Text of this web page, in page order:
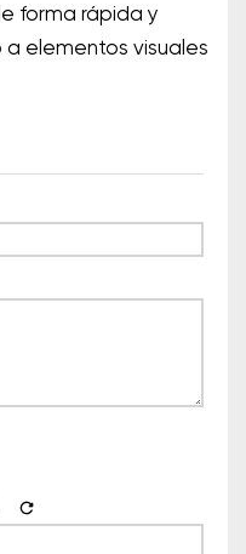
forma rápida y
elementos visuales
refresh